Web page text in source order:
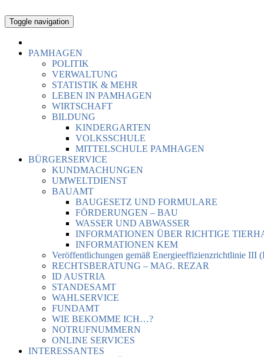
Toggle navigation
PAMHAGEN
POLITIK
VERWALTUNG
STATISTIK & MEHR
LEBEN IN PAMHAGEN
WIRTSCHAFT
BILDUNG
KINDERGARTEN
VOLKSSCHULE
MITTELSCHULE PAMHAGEN
BÜRGERSERVICE
KUNDMACHUNGEN
UMWELTDIENST
BAUAMT
BAUGESETZ UND FORMULARE
FÖRDERUNGEN – BAU
WASSER UND ABWASSER
INFORMATIONEN ÜBER RICHTIGE
INFORMATIONEN KEM
Veröffentlichungen gemäß Energieeffizienzrichtlinie III
RECHTSBERATUNG – MAG. REZAR
ID AUSTRIA
STANDESAMT
WAHLSERVICE
FUNDAMT
WIE BEKOMME ICH…?
NOTRUFNUMMERN
ONLINE SERVICES
INTERESSANTES